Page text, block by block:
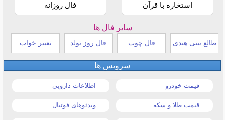
استخاره با قرآن فال روزانه
سایر فال ها
طالع بینی هندی فال چوب فال روز تولد تعبیر خواب
سرویس ها
قیمت خودرو اطلاعات دارویی
قیمت طلا و سکه ویدئوهای فوتبال